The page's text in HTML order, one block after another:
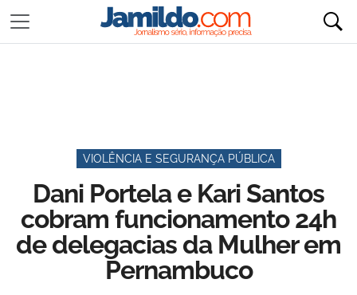
VIOLÊNCIA E SEGURANÇA PÚBLICA
Dani Portela e Kari Santos
cobram funcionamento 24h
de delegacias da Mulher em
Pernambuco